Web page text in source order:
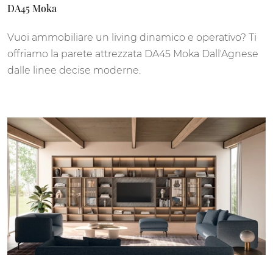
DA45 Moka
Vuoi ammobiliare un living dinamico e operativo? Ti
offriamo la parete attrezzata DA45 Moka Dall'Agnese
dalle linee decise moderne.